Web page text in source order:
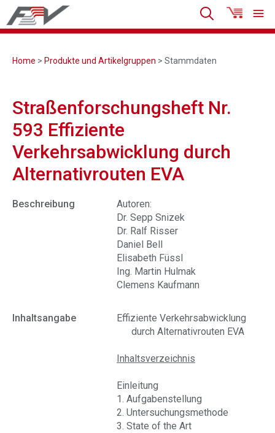
Home > Produkte und Artikelgruppen > Stammdaten
Straßenforschungsheft Nr.
593 Effiziente
Verkehrsabwicklung durch
Alternativrouten EVA
Beschreibung
Autoren:
Dr. Sepp Snizek
Dr. Ralf Risser
Daniel Bell
Elisabeth Füssl
Ing. Martin Hulmak
Clemens Kaufmann
Inhaltsangabe
Effiziente Verkehrsabwicklung
durch Alternativrouten EVA
Inhaltsverzeichnis
Einleitung
1. Aufgabenstellung
2. Untersuchungsmethode
3. State of the Art